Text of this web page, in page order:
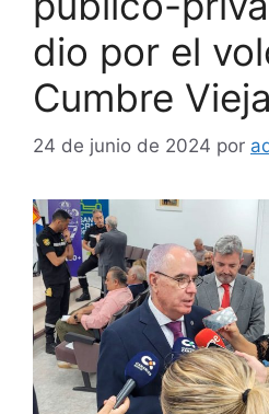
dio por el
Cumbre Vieja
24 de junio de 2024 por